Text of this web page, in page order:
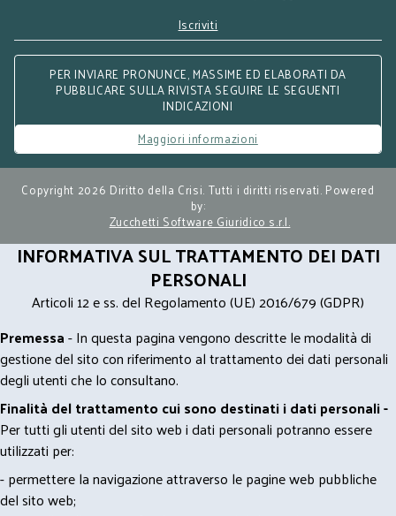
Iscriviti
PER INVIARE PRONUNCE, MASSIME ED ELABORATI DA
PUBBLICARE SULLA RIVISTA SEGUIRE LE SEGUENTI
INDICAZIONI
Maggiori informazioni
Copyright 2026 Diritto della Crisi. Tutti i diritti riservati. Powered
by:
Zucchetti Software Giuridico s.r.l.
INFORMATIVA SUL TRATTAMENTO DEI DATI
PERSONALI
Articoli 12 e ss. del Regolamento (UE) 2016/679 (GDPR)
Premessa- In questa pagina vengono descritte le modalità di
gestione del sito con riferimento al trattamento dei dati personali
degli utenti che lo consultano.
Finalità del trattamento cui sono destinati i dati personali -
Per tutti gli utenti del sito web i dati personali potranno essere
utilizzati per:
- permettere la navigazione attraverso le pagine web pubbliche
del sito web;